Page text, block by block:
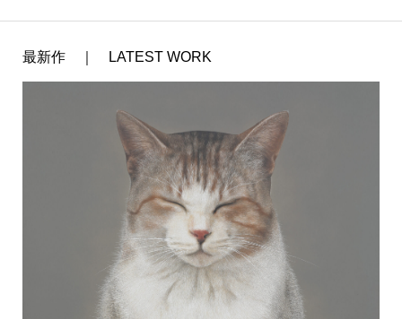
最新作 ｜ LATEST WORK